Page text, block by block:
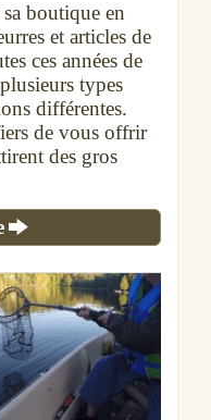
boutique en
et articles de
ces années de
types
différentes.
de vous offrir
des gros